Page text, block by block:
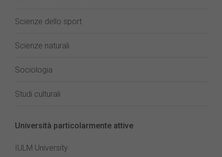
Scienze dello sport
Scienze naturali
Sociologia
Studi culturali
Università particolarmente attive
IULM University